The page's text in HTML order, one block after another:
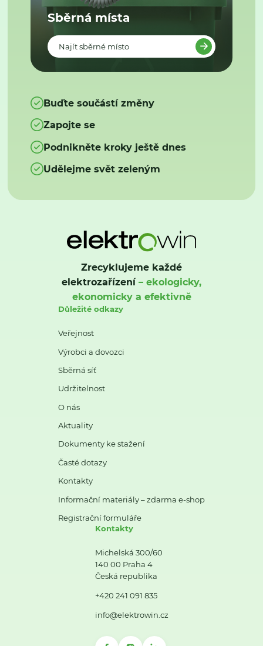
Sběrná místa
Najít sběrné místo
Buďte součástí změny
Zapojte se
Podnikněte kroky ještě dnes
Udělejme svět zeleným
Zrecyklujeme každé
elektrozařízení– ekologicky,
ekonomicky a efektivně
Důležité odkazy
Veřejnost
Výrobci a dovozci
Sběrná síť
Udržitelnost
O nás
Aktuality
Dokumenty ke stažení
Časté dotazy
Kontakty
Informační materiály – zdarma e-shop
Registrační formuláře
Kontakty
Michelská 300/60
140 00 Praha 4
Česká republika
+420 241 091 835
info@elektrowin.cz